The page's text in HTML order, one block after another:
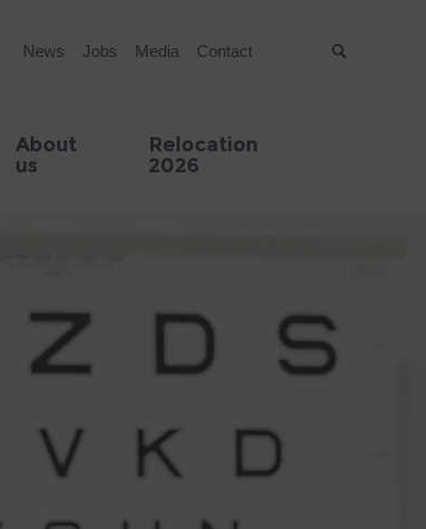
News Jobs Media Contact
About
us
Relocation
2026